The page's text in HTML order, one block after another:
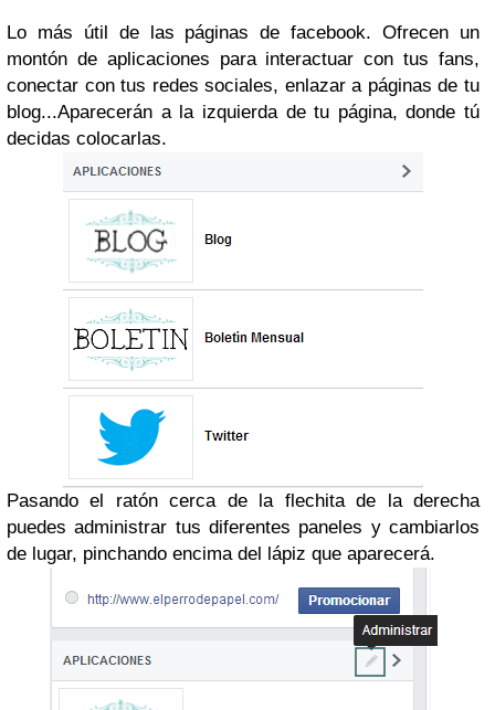
Lo más útil de las páginas de facebook. Ofrecen un
montón de aplicaciones para interactuar con tus fans,
conectar con tus redes sociales, enlazar a páginas de tu
blog...Aparecerán a la izquierda de tu página, donde tú
decidas colocarlas.
Pasando el ratón cerca de la flechita de la derecha
puedes administrar tus diferentes paneles y cambiarlos
de lugar, pinchando encima del lápiz que aparecerá.